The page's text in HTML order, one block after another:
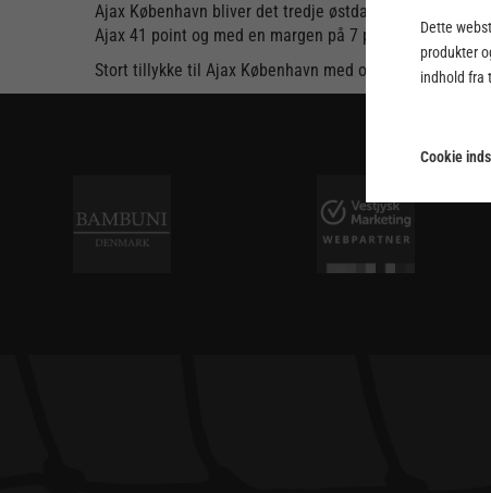
Ajax København bliver det tredje østdanske hold i
Ajax 41 point og med en margen på 7 point til nummer
Stort tillykke til Ajax København med oprykningen!
Dette
produkter
indhold fra
Cookie